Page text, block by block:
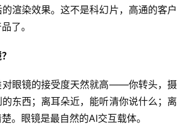
渲染效果。这不是科幻片，高通的客户
了。
对眼镜的接受度天然就高——你转头，摄
东西；离耳朵近，能听清你说什么；离
。眼镜是最自然的AI交互载体。